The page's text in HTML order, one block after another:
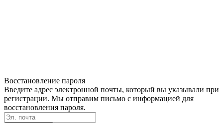
Восстановление пароля
Введите адрес электронной почты, который вы указывали при
регистрации. Мы отправим письмо с информацией для
восстановления пароля.